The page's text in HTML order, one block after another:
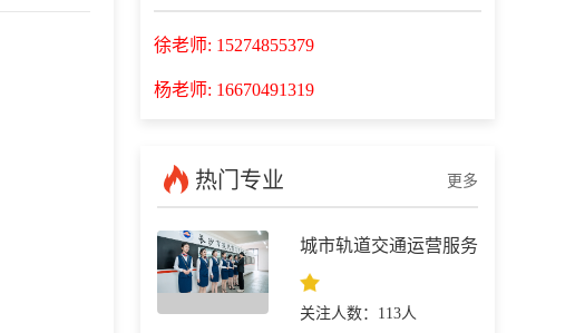
徐老师: 15274855379
杨老师: 16670491319
热门专业 更多
城市轨道交通运营服务
关注人数：113人